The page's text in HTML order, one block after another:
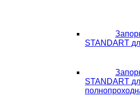
STANDART
STANDART